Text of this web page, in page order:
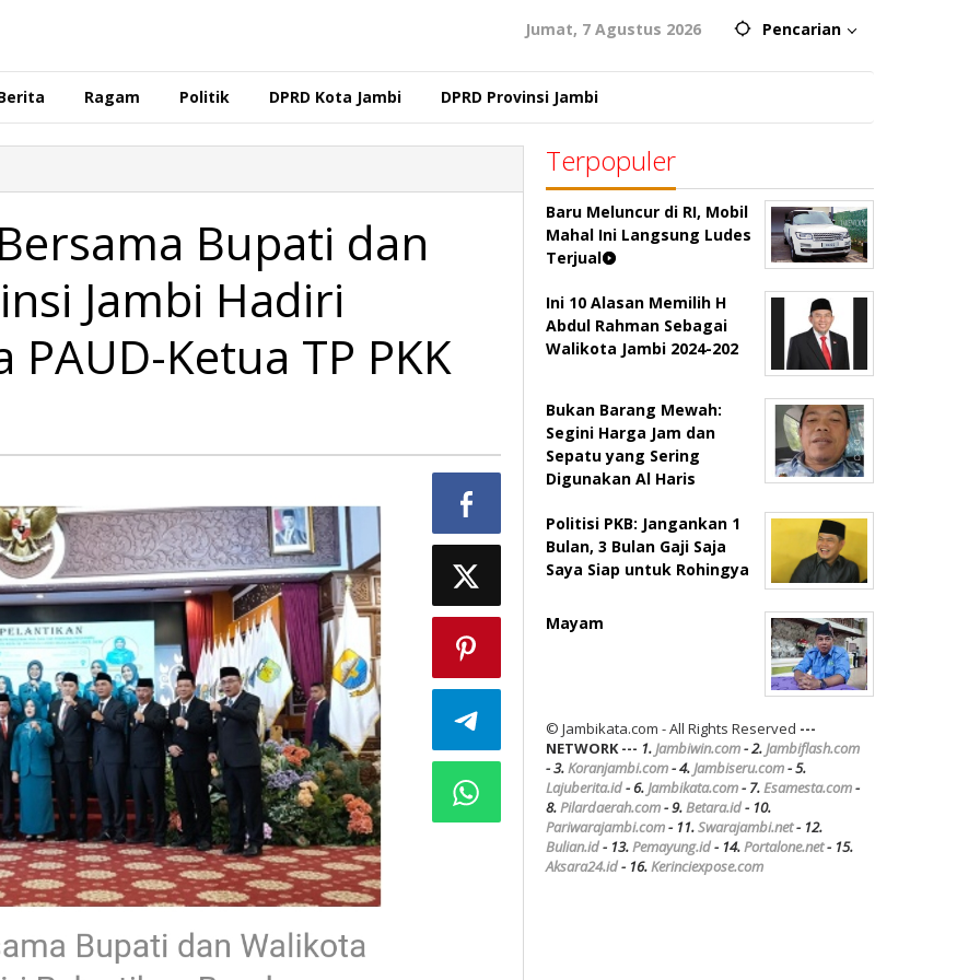
Jumat, 7 Agustus 2026 Pencarian
Ragam Politik DPRD Kota Jambi DPRD Provinsi Jambi
Bupati dan
Jambi Hadiri
Ketua TP PKK
Terpopuler
Baru Meluncur di RI, Mobil
Mahal Ini Langsung Ludes
Terjual
Ini 10 Alasan Memilih H
Abdul Rahman Sebagai
Walikota Jambi 2024-202
Bukan Barang Mewah:
Segini Harga Jam dan
Sepatu yang Sering
Digunakan Al Haris
Politisi PKB: Jangankan 1
Bulan, 3 Bulan Gaji Saja
Saya Siap untuk Rohingya
Mayam
© Jambikata.com - All Rights Reserved ---
NETWORK --- 1.Jambiwin.com- 2.Jambiflash.com
- 3.Koranjambi.com- 4.Jambiseru.com- 5.
Lajuberita.id- 6.Jambikata.com- 7.Esamesta.com-
8.Pilardaerah.com- 9.Betara.id- 10.
Pariwarajambi.com- 11.Swarajambi.net- 12.
Bulian.id- 13.Pemayung.id- 14.Portalone.net- 15.
Aksara24.id- 16.Kerinciexpose.com